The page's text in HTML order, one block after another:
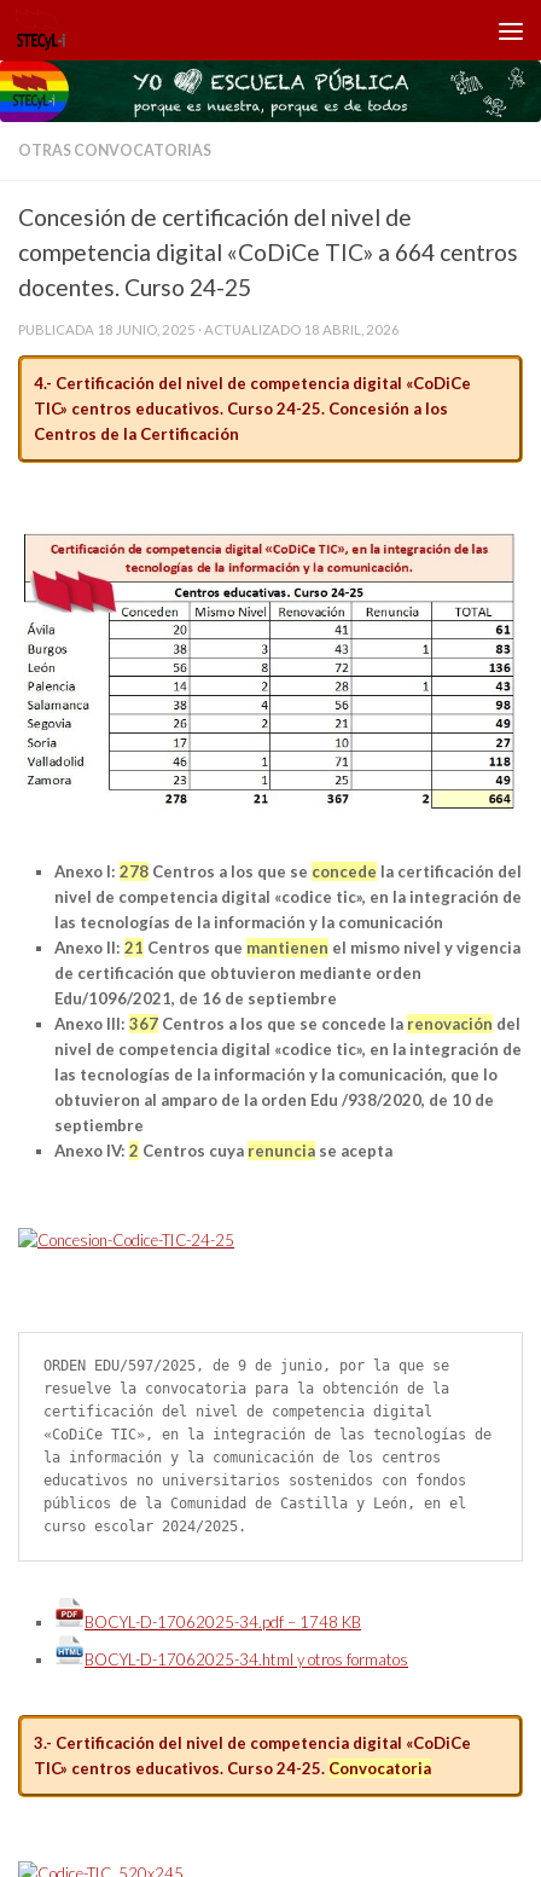
Saltar al contenido
OTRAS CONVOCATORIAS
Concesión de certificación del nivel de
competencia digital «CoDiCe TIC» a 664 centros
docentes. Curso 24-25
PUBLICADA 18 JUNIO, 2025 · ACTUALIZADO 18 ABRIL, 2026
4.- Certificación del nivel de competencia digital «CoDiCe
TIC» centros educativos. Curso 24-25. Concesión a los
Centros de la Certificación
Anexo I: 278 Centros a los que se concede la certificación del
nivel de competencia digital «codice tic», en la integración de
las tecnologías de la información y la comunicación
Anexo II: 21 Centros que mantienen el mismo nivel y vigencia
de certificación que obtuvieron mediante orden
Edu/1096/2021, de 16 de septiembre
Anexo III: 367 Centros a los que se concede la renovación del
nivel de competencia digital «codice tic», en la integración de
las tecnologías de la información y la comunicación, que lo
obtuvieron al amparo de la orden Edu /938/2020, de 10 de
septiembre
Anexo IV: 2 Centros cuya renuncia se acepta
ORDEN EDU/597/2025, de 9 de junio, por la que se
resuelve la convocatoria para la obtención de la
certificación del nivel de competencia digital
«CoDiCe TIC», en la integración de las tecnologías de
la información y la comunicación de los centros
educativos no universitarios sostenidos con fondos
públicos de la Comunidad de Castilla y León, en el
curso escolar 2024/2025.
BOCYL-D-17062025-34.pdf – 1748 KB
BOCYL-D-17062025-34.html y otros formatos
3.- Certificación del nivel de competencia digital «CoDiCe
TIC» centros educativos. Curso 24-25. Convocatoria